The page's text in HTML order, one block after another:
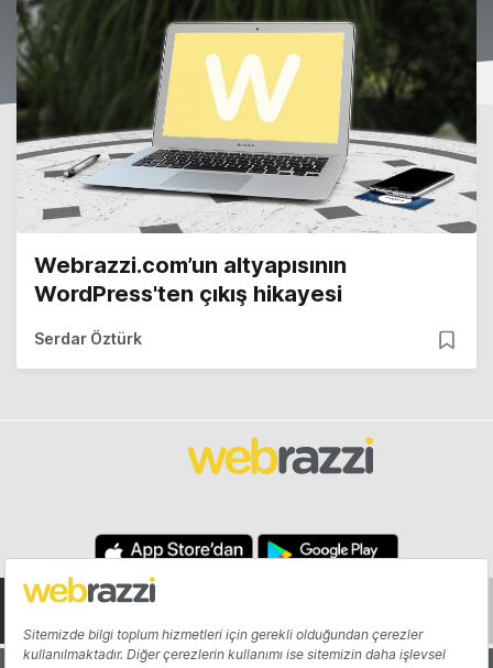
Webrazzi.com’un altyapısının
WordPress'ten çıkış hikayesi
Serdar Öztürk